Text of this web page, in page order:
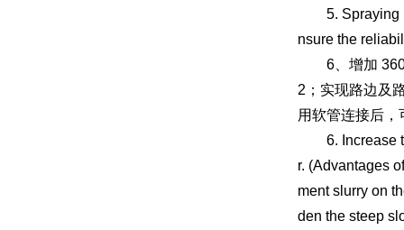
5. Spraying
nsure the
6、增加 360°
2；实现路边及
用软管连接后
6. Increase
r. (Advantages
ment slurry on
den the steep